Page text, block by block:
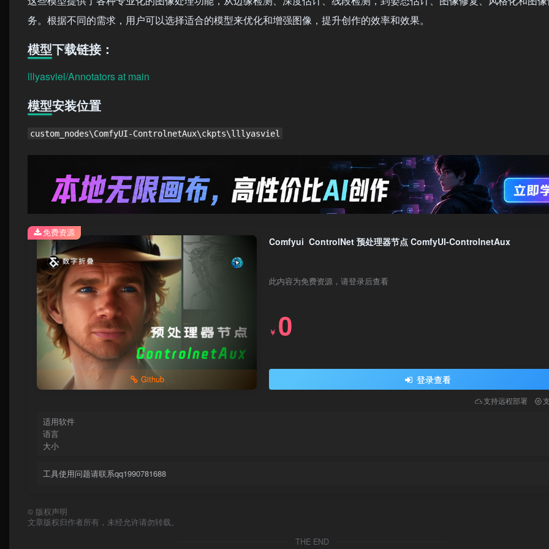
务。根据不同的需求，用户可以选择适合的模型来优化和增强图像，提升创作的效率和效果。
模型下载链接：
lllyasviel/Annotators at main
模型安装位置
custom_nodes\ComfyUI-ControlnetAux\ckpts\lllyasviel
Github
Comfyui ControlNet 预处理器节点 ComfyUI-ControlnetAux
此内容为免费资源，请登录后查看
￥ 0
登录查看
支持远程部署
适用软件
语言
大小
工具使用问题请联系qq1990781688
免费资源
© 版权声明
文章版权归作者所有，未经允许请勿转载。
THE END